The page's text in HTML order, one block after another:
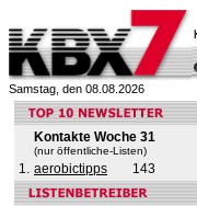
Samstag, den 08.08.2026
Kontakte Woche 31
(nur öffentliche-Listen)
1. aerobictipps 143